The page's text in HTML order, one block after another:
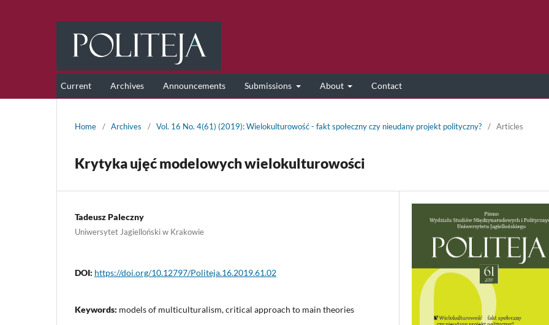
Current Archives Announcements Submissions About Contact
Home / Archives / Vol. 16 No. 4(61) (2019): Wielokulturowość - fakt społeczny czy nieudany projekt polityczny? / Articles
Krytyka ujęć modelowych wielokulturowości
Tadeusz Paleczny
Uniwersytet Jagielloński w Krakowie
DOI: https://doi.org/10.12797/Politeja.16.2019.61.02
Keywords: models of multiculturalism, critical approach to main theories